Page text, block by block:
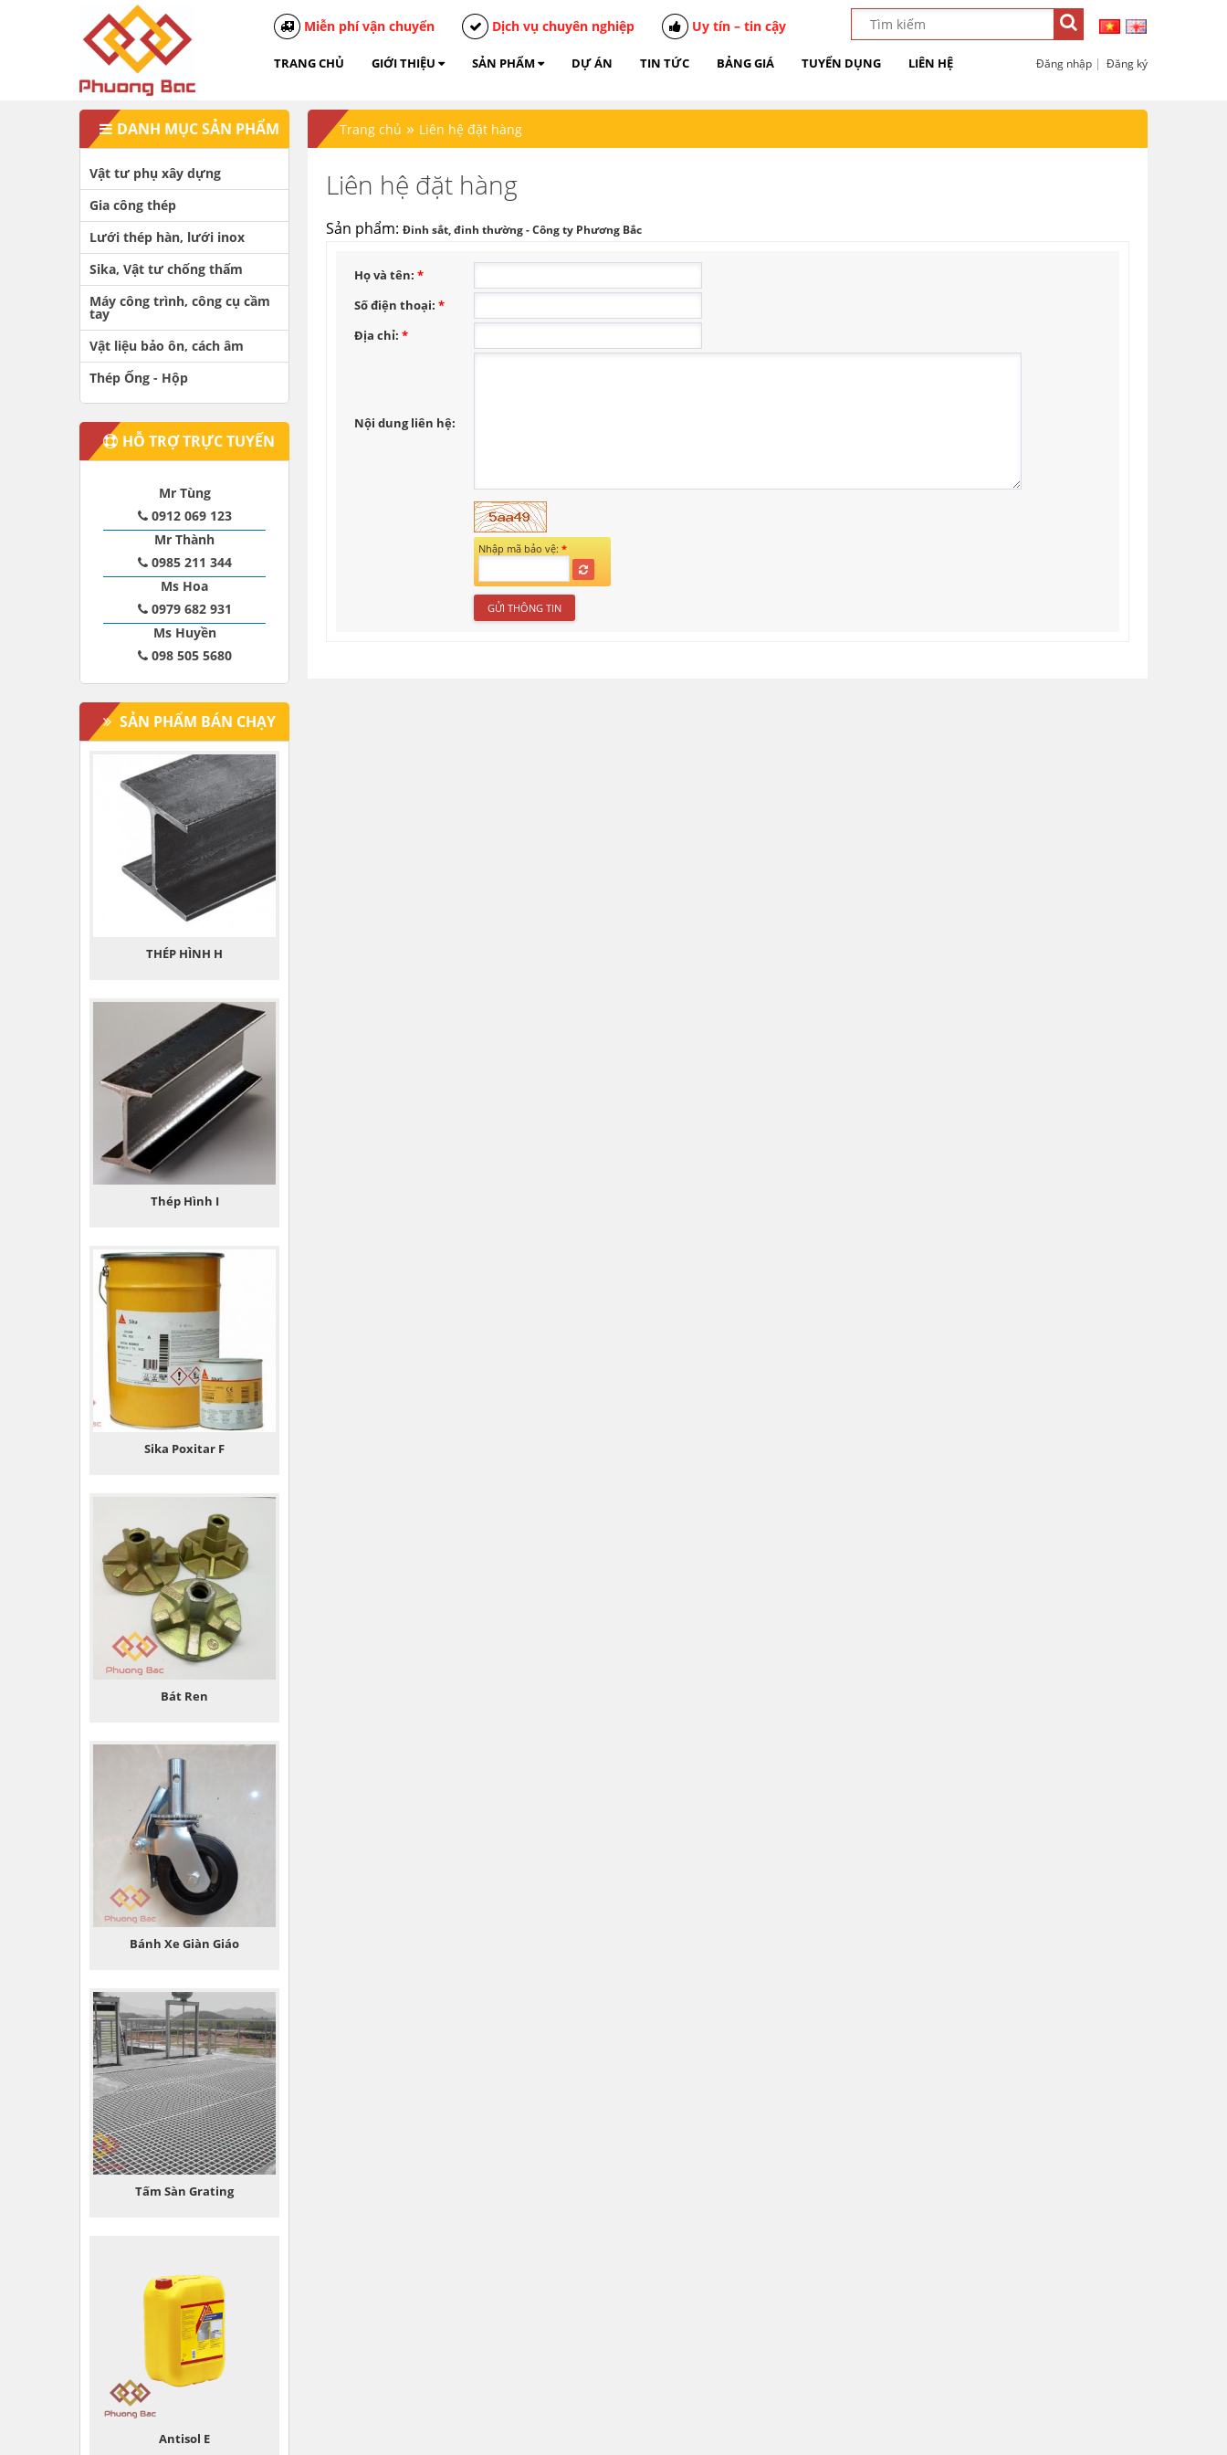
Miễn phí vận chuyển Dịch vụ chuyên nghiệp Uy tín – tin cậy
TRANG CHỦ GIỚI THIỆU SẢN PHẨM DỰ ÁN TIN TỨC BẢNG GIÁ TUYỂN DỤNG LIÊN HỆ Đăng nhập| Đăng ký
DANH MỤC SẢN PHẨM
Vật tư phụ xây dựng
Gia công thép
Lưới thép hàn, lưới inox
Sika, Vật tư chống thấm
Máy công trình, công cụ cầm
tay
Vật liệu bảo ôn, cách âm
Thép Ống - Hộp
HỖ TRỢ TRỰC TUYẾN
Mr Tùng
0912 069 123
Mr Thành
0985 211 344
Ms Hoa
0979 682 931
Ms Huyền
098 505 5680
SẢN PHẨM BÁN CHẠY
THÉP HÌNH H
Thép Hình I
Sika Poxitar F
Bát Ren
Bánh Xe Giàn Giáo
Tấm Sàn Grating
Antisol E
Trang chủ » Liên hệ đặt hàng
Liên hệ đặt hàng
Sản phẩm: Đinh sắt, đinh thường - Công ty Phương Bắc
Họ và tên: *
Số điện thoại: *
Địa chỉ: *
Nội dung liên hệ:
Nhập mã bảo vệ: *